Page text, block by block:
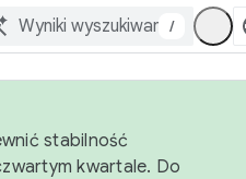
/
stabilność
kwartale. Do